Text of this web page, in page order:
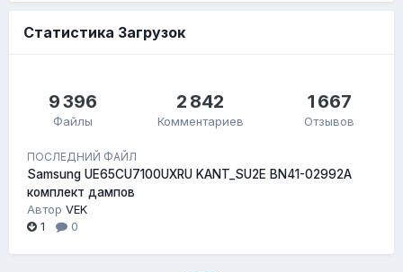
Статистика Загрузок
9 396
Файлы
2 842
Комментариев
1 667
Отзывов
ПОСЛЕДНИЙ ФАЙЛ
Samsung UE65CU7100UXRU KANT_SU2E BN41-02992A
комплект дампов
Автор VEK
1
0